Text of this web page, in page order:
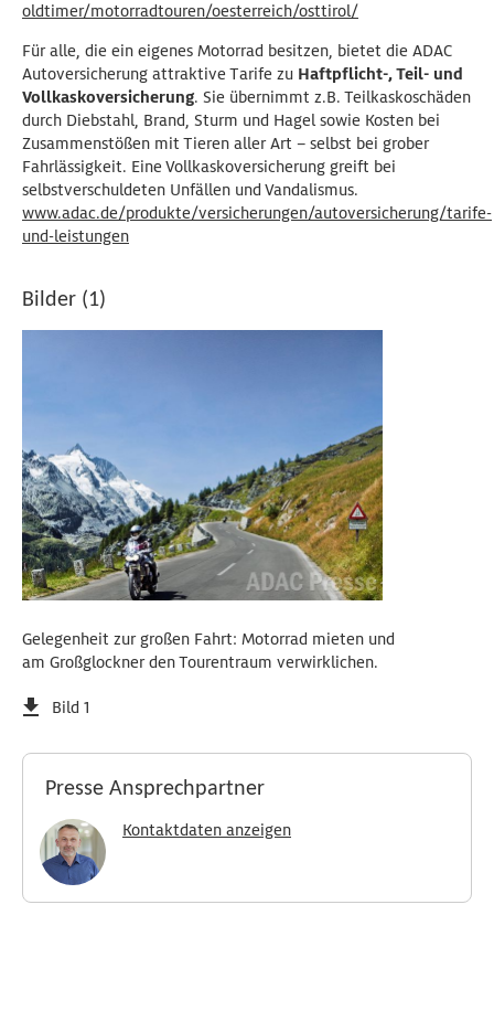
oldtimer/motorradtouren/oesterreich/osttirol/
Für alle, die ein eigenes Motorrad besitzen, bietet die ADAC
Autoversicherung attraktive Tarife zu Haftpflicht-, Teil- und
Vollkaskoversicherung. Sie übernimmt z.B. Teilkaskoschäden
durch Diebstahl, Brand, Sturm und Hagel sowie Kosten bei
Zusammenstößen mit Tieren aller Art – selbst bei grober
Fahrlässigkeit. Eine Vollkaskoversicherung greift bei
selbstverschuldeten Unfällen und Vandalismus.
www.adac.de/produkte/versicherungen/autoversicherung/tarife-
und-leistungen
Bilder (1)
Gelegenheit zur großen Fahrt: Motorrad mieten und
am Großglockner den Tourentraum verwirklichen.
Bild 1
Presse Ansprechpartner
Kontaktdaten anzeigen